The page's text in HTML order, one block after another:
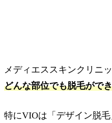
メディエススキンクリニ
どんな部位でも脱毛がで
特にVIOは「デザイン脱